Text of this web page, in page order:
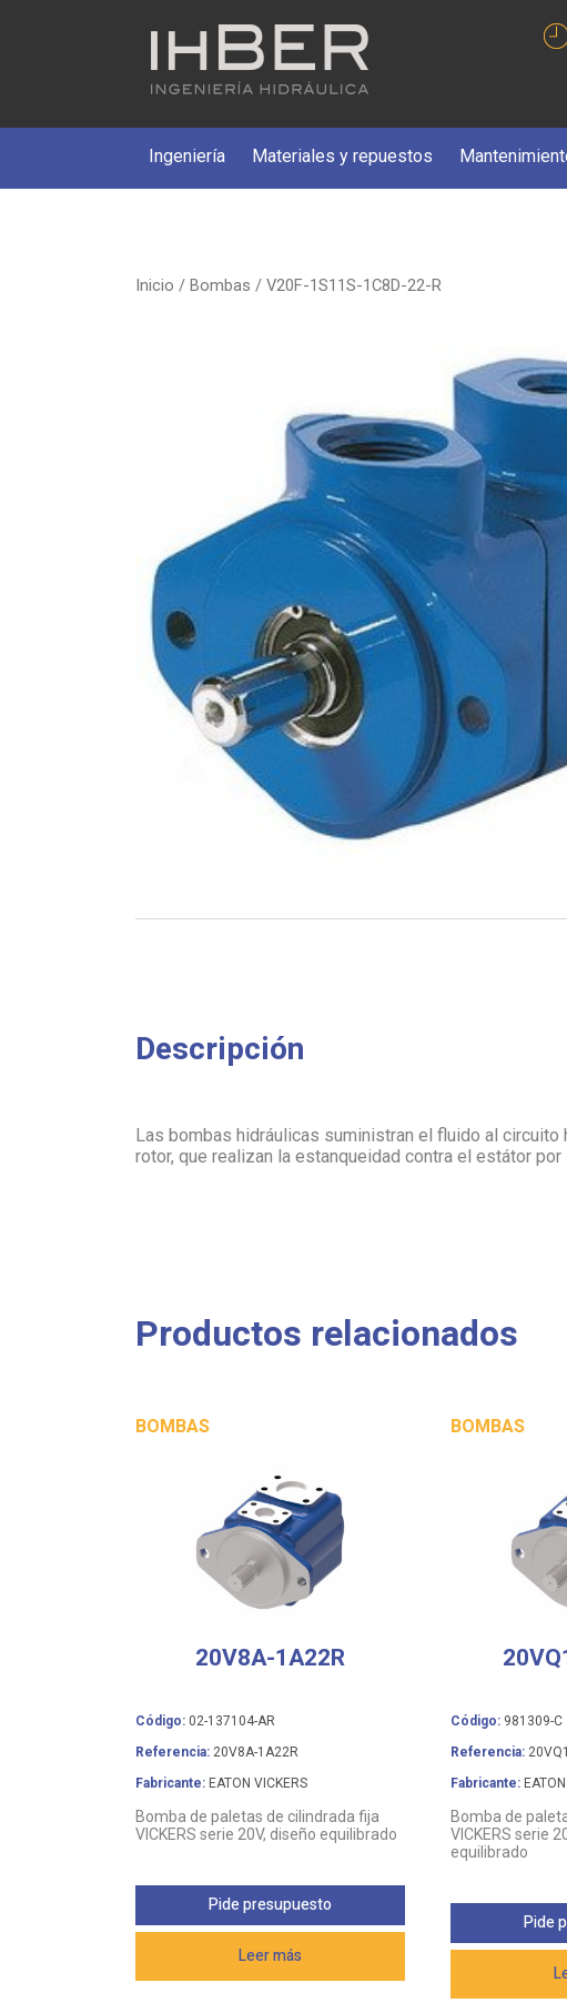
Ingeniería Materiales y repuestos
Inicio / Bombas / V20F-1S11S-1C8D-22-R
Descripción
Las bombas hidráulicas suministran el fluido al
rotor, que realizan la estanqueidad contra el estátor
Productos relacionados
BOMBAS
20V8A-1A22R
Código: 02-137104-AR
Referencia: 20V8A-1A22R
Fabricante: EATON VICKERS
Bomba de paletas de cilindrada fija
VICKERS serie 20V, diseño equilibrado
Leer más
Pide presupuesto
BOMBAS
Código: 981309-C
Referencia:
Fabricante:
Bomba de
VICKERS serie
equilibrado
Pide